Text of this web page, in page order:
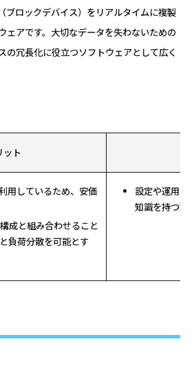
ブロックデバイス）をリアルタイムに複製
ェアです。大切なデータを失わないための
の冗長化に役立つソフトウェアとして広く
ット
用しているため、安価
成と組み合わせること
負荷分散を可能とす
設定や運用に
知識を持つ技